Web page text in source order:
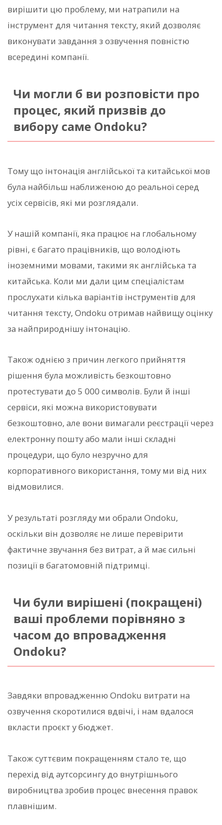
вирішити цю проблему, ми натрапили на
інструмент для читання тексту, який дозволяє
виконувати завдання з озвучення повністю
всередині компанії.
Чи могли б ви розповісти про
процес, який призвів до
вибору саме Ondoku?
Тому що інтонація англійської та китайської мов
була найбільш наближеною до реальної серед
усіх сервісів, які ми розглядали.
У нашій компанії, яка працює на глобальному
рівні, є багато працівників, що володіють
іноземними мовами, такими як англійська та
китайська. Коли ми дали цим спеціалістам
прослухати кілька варіантів інструментів для
читання тексту, Ondoku отримав найвищу оцінку
за найприроднішу інтонацію.
Також однією з причин легкого прийняття
рішення була можливість безкоштовно
протестувати до 5 000 символів. Були й інші
сервіси, які можна використовувати
безкоштовно, але вони вимагали реєстрації через
електронну пошту або мали інші складні
процедури, що було незручно для
корпоративного використання, тому ми від них
відмовилися.
У результаті розгляду ми обрали Ondoku,
оскільки він дозволяє не лише перевірити
фактичне звучання без витрат, а й має сильні
позиції в багатомовній підтримці.
Чи були вирішені (покращені)
ваші проблеми порівняно з
часом до впровадження
Ondoku?
Завдяки впровадженню Ondoku витрати на
озвучення скоротилися вдвічі, і нам вдалося
вкласти проєкт у бюджет.
Також суттєвим покращенням стало те, що
перехід від аутсорсингу до внутрішнього
виробництва зробив процес внесення правок
плавнішим.